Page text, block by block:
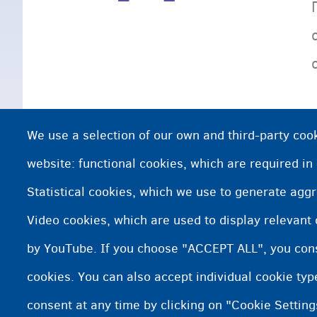
We use a selection of our own and third-party
website: functional cookies, which are required
Statistical cookies, which we use to generate
Video cookies, which are used to display
by YouTube. If you choose "ACCEPT ALL", you
cookies. You can also accept individual cookie
consent at any time by clicking on "Cookie